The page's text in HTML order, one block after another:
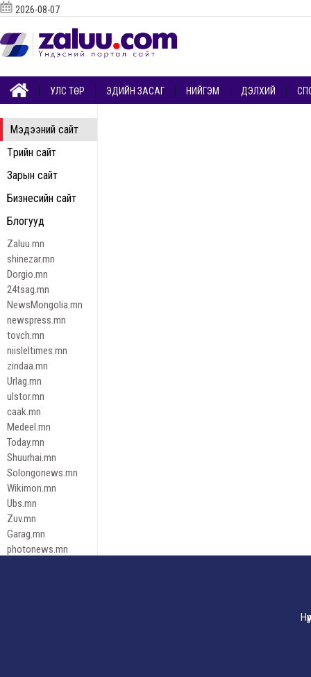
Мэдээний сайт
Төрийн сайт
Зарын сайт
Бизнесийн сайт
Блогууд
Zaluu.mn
shinezar.mn
Dorgio.mn
24tsag.mn
NewsMongolia.mn
newspress.mn
tovch.mn
niisleltimes.mn
zindaa.mn
Urlag.mn
ulstor.mn
caak.mn
Medeel.mn
Today.mn
Shuurhai.mn
Solongonews.mn
Wikimon.mn
Ubs.mn
Zuv.mn
Garag.mn
photonews.mn
2026-08-07
УЛС ТӨР ЭДИЙН ЗАСАГ НИЙГЭМ ДЭЛХИЙ